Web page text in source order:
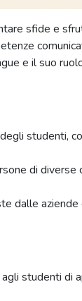
sfide e
e il suo
studenti,
di diverse
dalle aziende
studenti di